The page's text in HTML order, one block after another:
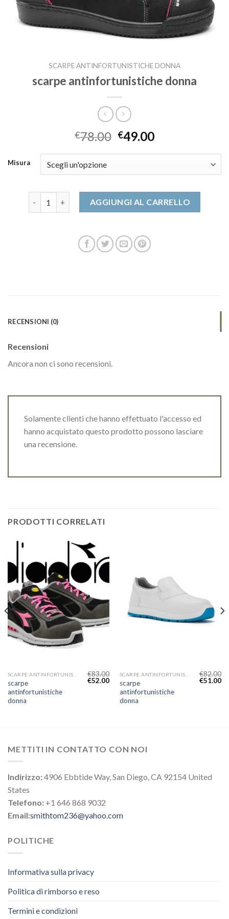
SCARPE ANTINFORTUNISTICHE DONNA
scarpe antinfortunistiche donna
€78.00 €49.00
Misura
scarpe antinfortunistiche donna quantità
AGGIUNGI AL CARRELLO
RECENSIONI (0)
Recensioni
Ancora non ci sono recensioni.
Solamente clienti che hanno effettuato l'accesso ed
hanno acquistato questo prodotto possono lasciare
una recensione.
PRODOTTI CORRELATI
scarpe
antinfortunistiche
donna
€83.00
€52.00
scarpe
antinfortunistiche
donna
€82.00
€51.00
METTITI IN CONTATTO CON NOI
Indirizzo:4906 Ebbtide Way, San Diego, CA 92154 United
States
Telefono: +1 646 868 9032
Email:smithtom236@yahoo.com
POLITICHE
Informativa sulla privacy
Politica di rimborso e reso
Termini e condizioni